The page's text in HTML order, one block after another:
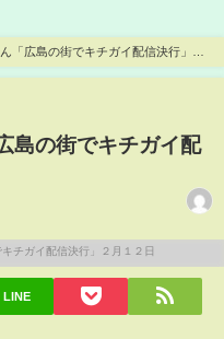
「広島の街でキチガイ配信決行」２
島の街でキチガイ配
LINE